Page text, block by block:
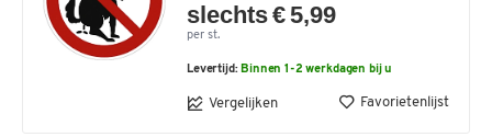
slechts € 5,99
per st.
Levertijd: Binnen 1-2 werkdagen bij u
Vergelijken Favorietenlijst